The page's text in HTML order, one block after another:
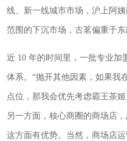
线、新一线城市市场，沪上阿
范围的下沉市场，古茗偏重于东
近 10 年的时间里，一批专业加
体系。“抛开其他因素，如果我
点位，那我会优先考虑霸王茶
另一方面，核心商圈的商场店
这方面有优势。当然，商场店